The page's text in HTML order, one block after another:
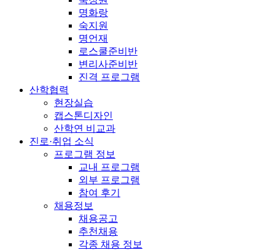
명화랑
숙지원
명언재
로스쿨준비반
변리사준비반
진격 프로그램
산학협력
현장실습
캡스톤디자인
산학연 비교과
진로·취업 소식
프로그램 정보
교내 프로그램
외부 프로그램
참여 후기
채용정보
채용공고
추천채용
각종 채용 정보